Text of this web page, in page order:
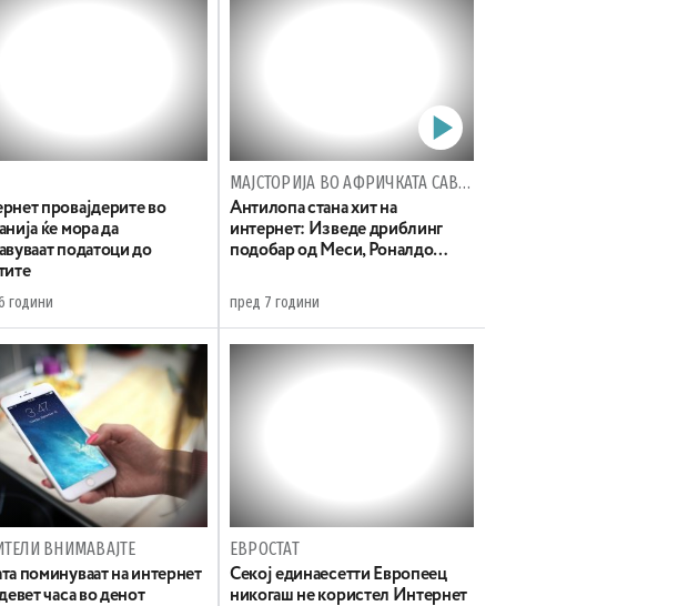
провајдерите во
ќе мора да
податоци до
години
МАЈСТОРИЈА ВО АФРИЧКАТА САВАНА
Антилопа стана хит на
интернет: Изведе дриблинг
подобар од Меси, Роналдо…
пред 7 години
ВНИМАВАЈТЕ
поминуваат на интернет
часа во денот
ЕВРОСТАТ
Секој единаесетти Европеец
никогаш не користел Интернет